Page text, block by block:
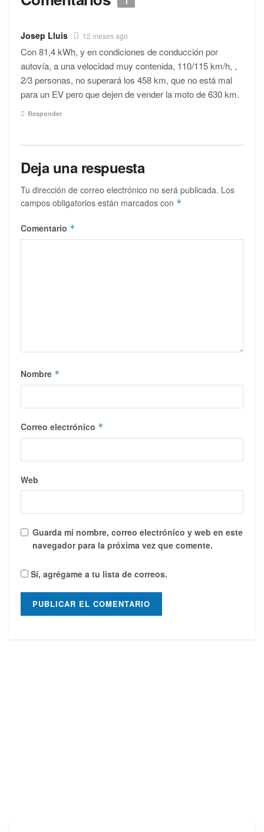
Josep Lluis 12 meses ago
Con 81,4 kWh, y en condiciones de conducción por
autovía, a una velocidad muy contenida, 110/115 km/h, ,
2/3 personas, no superará los 458 km, que no está mal
para un EV pero que dejen de vender la moto de 630 km.
Responder
Deja una respuesta
Tu dirección de correo electrónico no será publicada. Los
campos obligatorios están marcados con *
Comentario *
Nombre *
Correo electrónico *
Web
Guarda mi nombre, correo electrónico y web en este
navegador para la próxima vez que comente.
Sí, agrégame a tu lista de correos.